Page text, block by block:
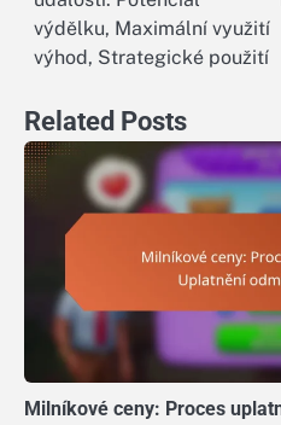
navigation
výdělku, Maximální využití
výhod, Strategické použití
Related Posts
Milníkové ceny: Proces